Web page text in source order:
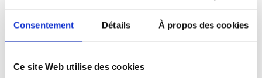
Consentement Détails À propos des cookies
Ce site Web utilise des cookies
candidat
Qualifications et diplômes :